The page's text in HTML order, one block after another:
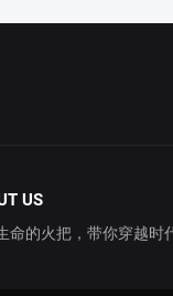
US
命的火把，带你穿越